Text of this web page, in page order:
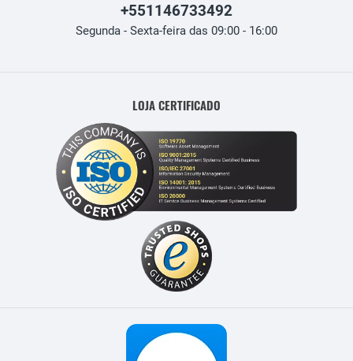
+551146733492
Segunda - Sexta-feira das 09:00 - 16:00
LOJA CERTIFICADO